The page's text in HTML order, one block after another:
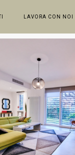
LAVORA CON NOI